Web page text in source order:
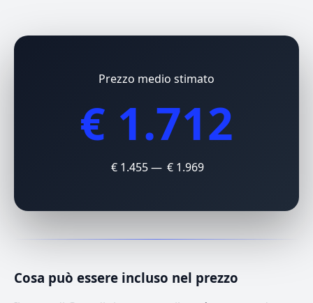
Prezzo medio stimato
€ 1.712
€ 1.455 — € 1.969
Cosa può essere incluso nel prezzo